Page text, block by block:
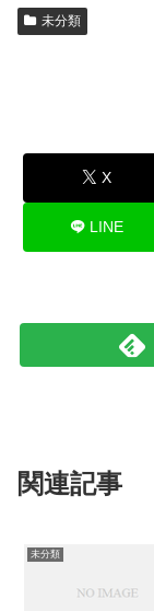
未分類
X
LINE
関連記事
未分類